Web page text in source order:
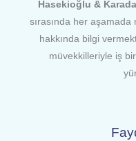
Hasekioğlu &
sırasında her aşamada
hakkında bilgi
müvekkilleriyle iş